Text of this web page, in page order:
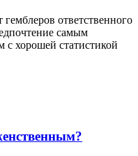
гемблеров ответственного
самым
хорошей статистикой